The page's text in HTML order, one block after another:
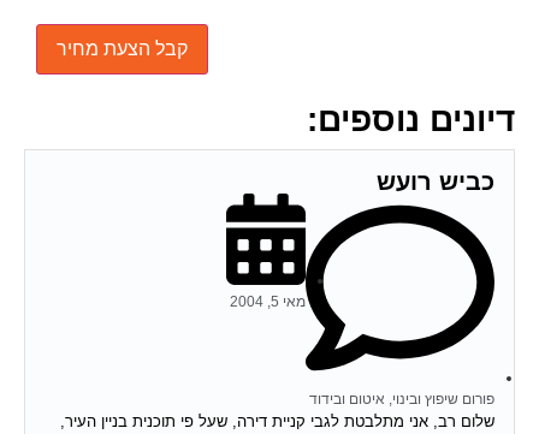
דיונים נוספים:
כביש רועש
פורום שיפוץ ובינוי, איטום ובידוד
מאי 5, 2004
שלום רב, אני מתלבטת לגבי קניית דירה, שעל פי תוכנית בניין העיר,